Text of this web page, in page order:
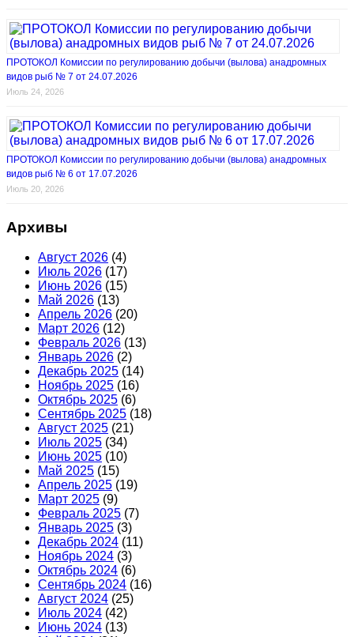
ПРОТОКОЛ Комиссии по регулированию добычи (вылова) анадромных
видов рыб № 7 от 24.07.2026
Июль 24, 2026
ПРОТОКОЛ Комиссии по регулированию добычи (вылова) анадромных
видов рыб № 6 от 17.07.2026
Июль 20, 2026
Архивы
Август 2026 (4)
Июль 2026 (17)
Июнь 2026 (15)
Май 2026 (13)
Апрель 2026 (20)
Март 2026 (12)
Февраль 2026 (13)
Январь 2026 (2)
Декабрь 2025 (14)
Ноябрь 2025 (16)
Октябрь 2025 (6)
Сентябрь 2025 (18)
Август 2025 (21)
Июль 2025 (34)
Июнь 2025 (10)
Май 2025 (15)
Апрель 2025 (19)
Март 2025 (9)
Февраль 2025 (7)
Январь 2025 (3)
Декабрь 2024 (11)
Ноябрь 2024 (3)
Октябрь 2024 (6)
Сентябрь 2024 (16)
Август 2024 (25)
Июль 2024 (42)
Июнь 2024 (13)